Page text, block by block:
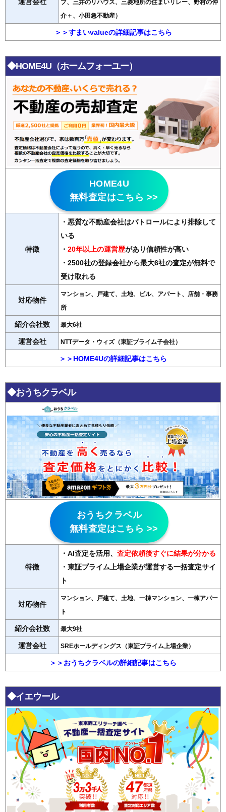
プ、三井のリハウス、三菱地所の住まいリレー、野村の仲
介＋、小田急不動産）
＞＞すまいvalueの詳細記事はこちら
◆HOME4U（ホームフォーユー）
HOME4U
無料査定はこちら >>
特徴
・悪質な不動産会社はパトロールにより排除して
いる
・ 20年以上の運営歴があり信頼性が高い
・2500社の登録会社から最大6社の査定が無料で
受け取れる
対応物件
マンション、戸建て、土地、ビル、アパート、店舗・事務
所
紹介会社数 最大6社
運営会社 NTTデータ・ウィズ（東証プライム子会社）
＞＞HOME4Uの詳細記事はこちら
◆おうちクラベル
おうちクラベル
無料査定はこちら >>
特徴
・AI査定を活用、 査定依頼後すぐに結果が分かる
・東証プライム上場企業が運営する一括査定サイ
ト
対応物件
マンション、戸建て、土地、一棟マンション、一棟アパー
ト
紹介会社数 最大9社
運営会社 SREホールディングス（東証プライム上場企業）
＞＞おうちクラベルの詳細記事はこちら
◆イエウール